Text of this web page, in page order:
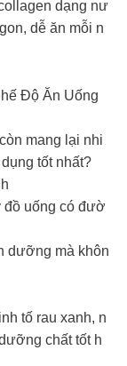
dạng nư
dễ ăn mỗi n
Độ Ăn Uống
mang lại nhi
tốt nhất?
đồ uống có đườ
dưỡng mà khôn
tố rau xanh, n
chất tốt h